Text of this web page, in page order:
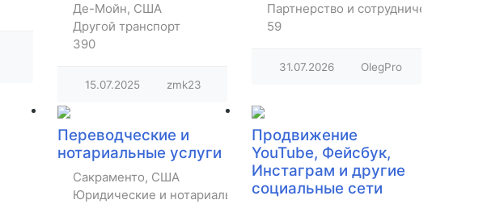
Де-Мойн, США
Другой транспорт
390
15.07.2025 zmk23
Партнерство и сотрудничество
59
31.07.2026 OlegPro
Переводческие и
нотариальные услуги
Сакраменто, США
Юридические и нотариальные
Продвижение
YouTube, Фейсбук,
Инстаграм и другие
социальные сети